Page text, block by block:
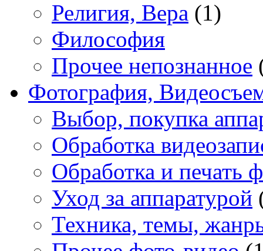
Религия, Вера (1)
Философия
Прочее непознанное
Фотография,
Выбор, покупка
Обработка
Обработка и печать
Уход за аппаратурой
Техника, темы,